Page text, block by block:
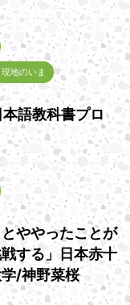
地のいま
語教科書プロ
とややったことが
する」日本赤十
/神野菜桜